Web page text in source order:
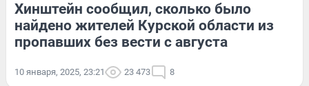
Хинштейн сообщил, сколько было
найдено жителей Курской области из
пропавших без вести с августа
10 января, 2025, 23:21 23 473 8